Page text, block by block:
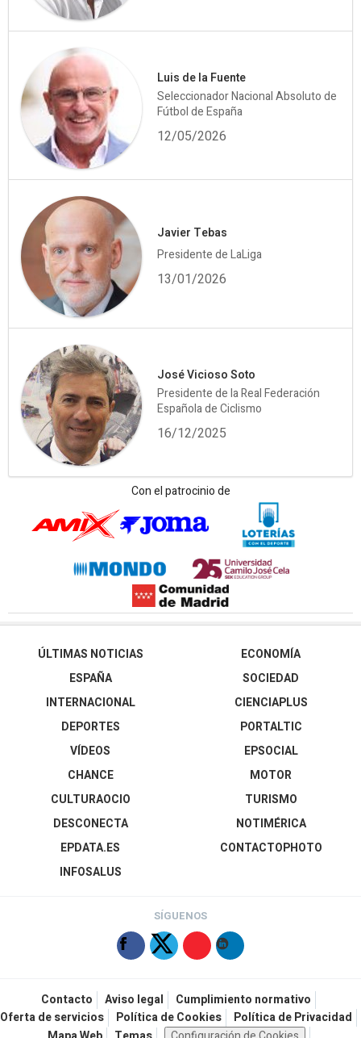
Luis de la Fuente
Seleccionador Nacional Absoluto de
Fútbol de España
12/05/2026
Javier Tebas
Presidente de LaLiga
13/01/2026
José Vicioso Soto
Presidente de la Real Federación
Española de Ciclismo
16/12/2025
Con el patrocinio de
ÚLTIMAS NOTICIAS
ESPAÑA
INTERNACIONAL
DEPORTES
VÍDEOS
ECONOMÍA
SOCIEDAD
CIENCIAPLUS
PORTALTIC
EPSOCIAL
CHANCE
CULTURAOCIO
DESCONECTA
EPDATA.ES
INFOSALUS
MOTOR
TURISMO
NOTIMÉRICA
CONTACTOPHOTO
SÍGUENOS
Contacto Aviso legal
Cumplimiento normativo
Oferta de servicios
Política de Cookies
Política de Privacidad